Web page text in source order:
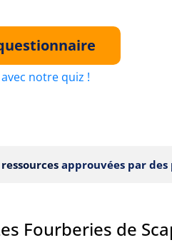
notre quiz !
approuvées par des
Fourberies de